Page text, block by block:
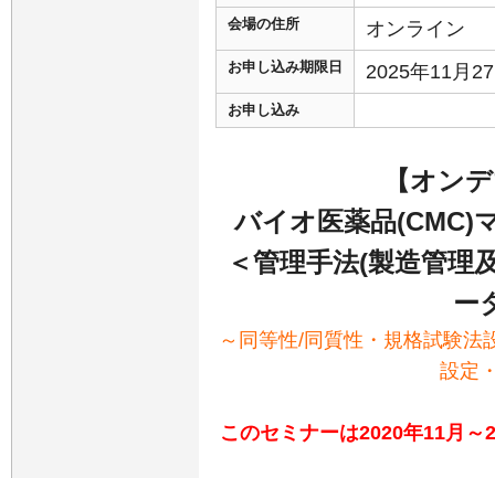
会場の住所 オンライン
お申し込み期限日 2025年11月
お申し込み
【オン
バイオ医薬品(CMC)
＜管理手法(製造管理
ー
～同等性/同質性・規格試験法
設定
このセミナーは2020年11月